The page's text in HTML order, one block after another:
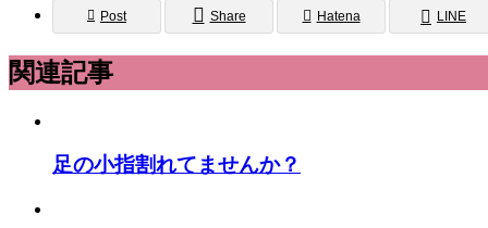
Post Share Hatena LINE
関連記事
足の小指割れてませんか？